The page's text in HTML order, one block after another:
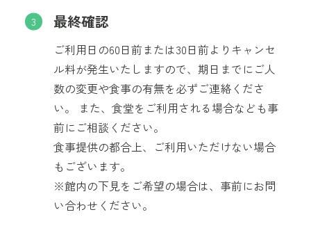
最終確認
ご利用日の60日前または30日前よりキャンセ
ル料が発生いたしますので、期日までにご人
数の変更や食事の有無を必ずご連絡くださ
い。 また、食堂をご利用される場合なども事
前にご相談ください。
食事提供の都合上、ご利用いただけない場合
もございます。
※館内の下見をご希望の場合は、事前にお問
い合わせください。